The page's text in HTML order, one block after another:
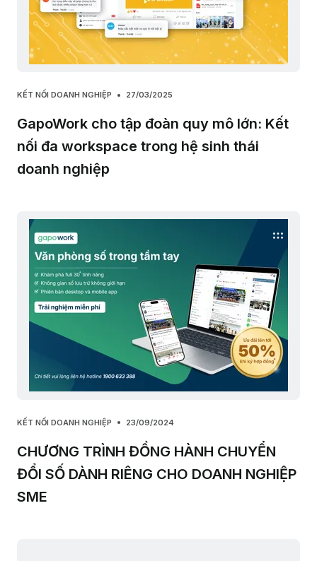
KẾT NỐI DOANH NGHIỆP 27/03/2025
GapoWork cho tập đoàn quy mô lớn: Kết
nối đa workspace trong hệ sinh thái
doanh nghiệp
KẾT NỐI DOANH NGHIỆP 23/09/2024
CHƯƠNG TRÌNH ĐỒNG HÀNH CHUYỂN
ĐỔI SỐ DÀNH RIÊNG CHO DOANH NGHIỆP
SME